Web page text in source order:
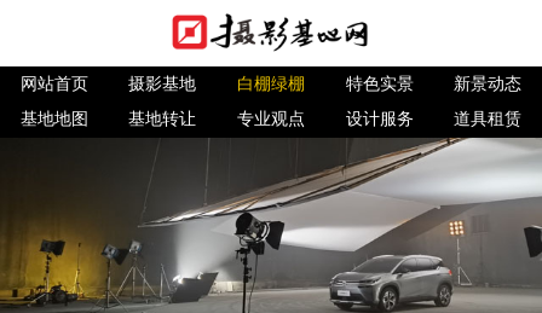
网站首页 摄影基地 白棚绿棚 特色实景
新景动态
基地地图
基地转让 专业观点 设计服务 道具租赁